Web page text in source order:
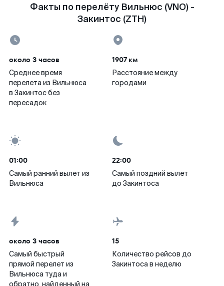
Факты по перелёту Вильнюс (VNO) -
Закинтос (ZTH)
около 3 часов
Среднее время
перелета из Вильнюса
в Закинтос без
пересадок
1907 км
Расстояние между
городами
01:00
Самый ранний вылет из
Вильнюса
22:00
Самый поздний вылет
до Закинтоса
около 3 часов
Самый быстрый
прямой перелет из
Вильнюса туда и
обратно, найденный на
15
Количество рейсов до
Закинтоса в неделю